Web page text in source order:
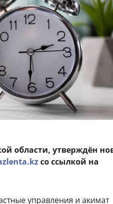
области, утверждён
со ссылкой на
управления и акимат